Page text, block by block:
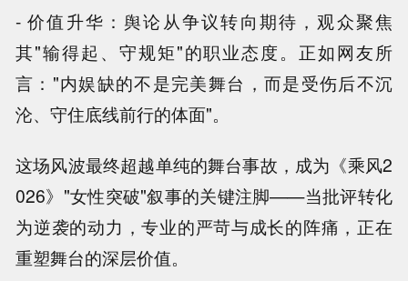
- 价值升华：舆论从争议转向期待，观众聚焦
其"输得起、守规矩"的职业态度。正如网友所
言："内娱缺的不是完美舞台，而是受伤后不沉
沦、守住底线前行的体面"。
这场风波最终超越单纯的舞台事故，成为《乘风2
026》"女性突破"叙事的关键注脚——当批评转化
为逆袭的动力，专业的严苛与成长的阵痛，正在
重塑舞台的深层价值。